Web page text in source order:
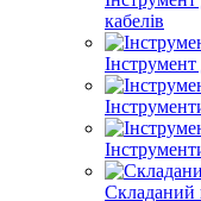
кабелів
Складаний